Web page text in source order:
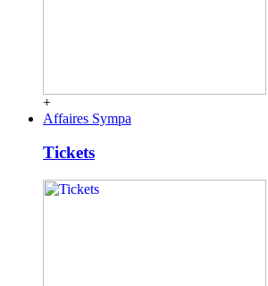
+
Affaires Sympa
Tickets